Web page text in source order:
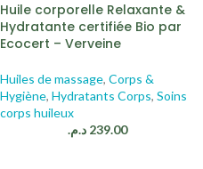
Huile corporelle Relaxante &
Hydratante certifiée Bio par
Ecocert – Verveine
Huiles de massage, Corps &
Hygiène, Hydratants Corps, Soins
corps huileux
239.00 د.م.